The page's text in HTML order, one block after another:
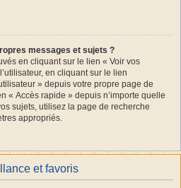
messages et sujets ?
en cliquant sur le lien « Voir vos
en cliquant sur le lien
» depuis votre propre page de
« Accès rapide » depuis n’importe quelle
sujets, utilisez la page de recherche
appropriés.
et favoris